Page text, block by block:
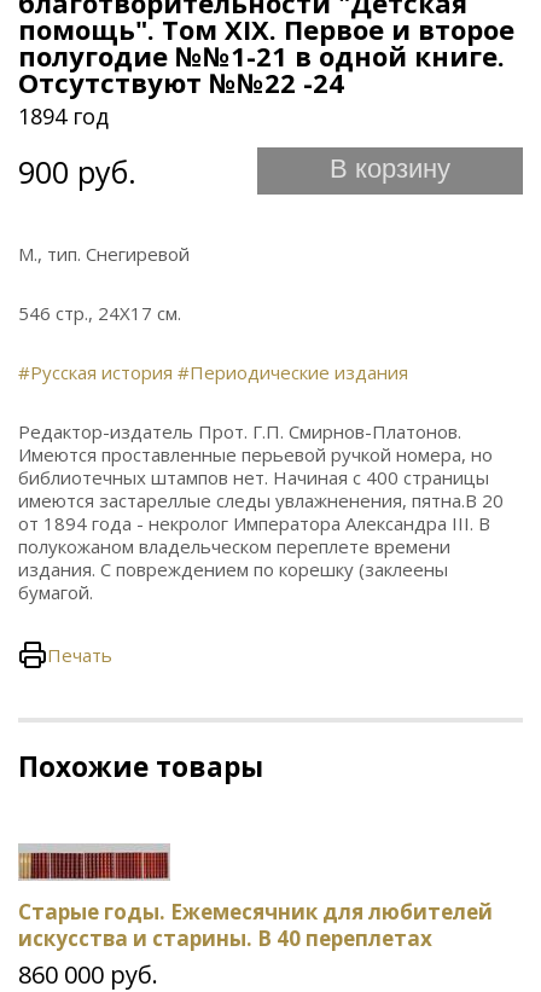
помощь". Том XIX. Первое и второе
полугодие №№1-21 в одной книге.
Отсутствуют №№22 -24
1894 год
900 руб. В корзину
М., тип. Снегиревой
546 стр., 24Х17 см.
#Русская история #Периодические издания
Редактор-издатель Прот. Г.П. Смирнов-Платонов.
Имеются проставленные перьевой ручкой номера, но
библиотечных штампов нет. Начиная с 400 страницы
имеются застареллые следы увлажненения, пятна.В 20
от 1894 года - некролог Императора Александра III. В
полукожаном владельческом переплете времени
издания. С повреждением по корешку (заклеены
бумагой.
Печать
Похожие товары
Старые годы. Ежемесячник для любителей
искусства и старины. В 40 переплетах
860 000 руб.